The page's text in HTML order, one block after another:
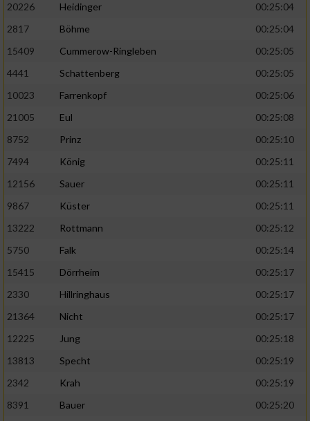
20226
Heidinger
00:25:04
2817
Böhme
00:25:04
15409
Cummerow-Ringleben
00:25:05
4441
Schattenberg
00:25:05
10023
Farrenkopf
00:25:06
21005
Eul
00:25:08
8752
Prinz
00:25:10
7494
König
00:25:11
12156
Sauer
00:25:11
9867
Küster
00:25:11
13222
Rottmann
00:25:12
5750
Falk
00:25:14
15415
Dörrheim
00:25:17
2330
Hillringhaus
00:25:17
21364
Nicht
00:25:17
12225
Jung
00:25:18
13813
Specht
00:25:19
2342
Krah
00:25:19
8391
Bauer
00:25:20